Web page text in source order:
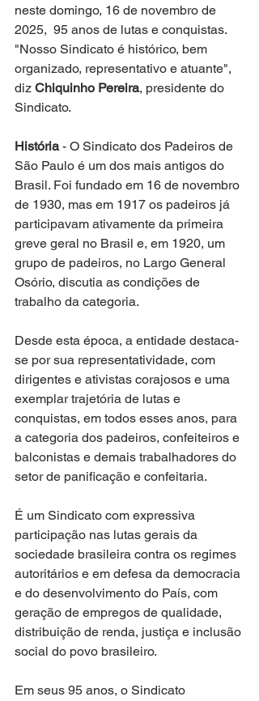
neste domingo, 16 de novembro de
2025,  95 anos de lutas e conquistas.
"Nosso Sindicato é histórico, bem
organizado, representativo e atuante",
diz Chiquinho Pereira, presidente do
Sindicato.
História - O Sindicato dos Padeiros de
São Paulo é um dos mais antigos do
Brasil. Foi fundado em 16 de novembro
de 1930, mas em 1917 os padeiros já
participavam ativamente da primeira
greve geral no Brasil e, em 1920, um
grupo de padeiros, no Largo General
Osório, discutia as condições de
trabalho da categoria.
Desde esta época, a entidade destaca-
se por sua representatividade, com
dirigentes e ativistas corajosos e uma
exemplar trajetória de lutas e
conquistas, em todos esses anos, para
a categoria dos padeiros, confeiteiros e
balconistas e demais trabalhadores do
setor de panificação e confeitaria.
É um Sindicato com expressiva
participação nas lutas gerais da
sociedade brasileira contra os regimes
autoritários e em defesa da democracia
e do desenvolvimento do País, com
geração de empregos de qualidade,
distribuição de renda, justiça e inclusão
social do povo brasileiro.
Em seus 95 anos, o Sindicato